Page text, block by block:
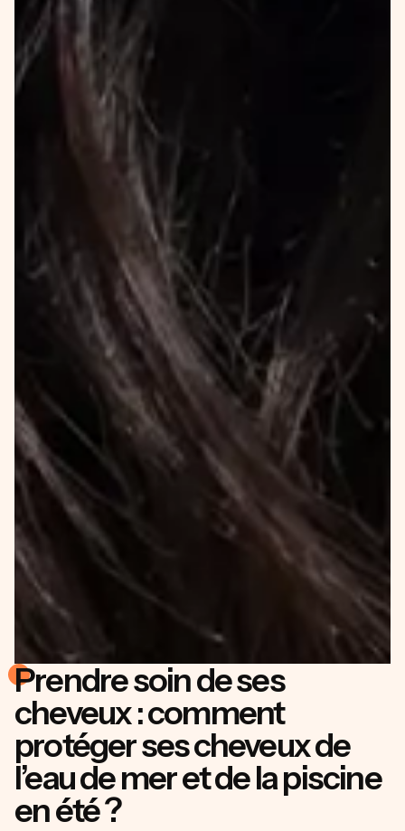
Prendre soin de ses
cheveux : comment
protéger ses cheveux de
l’eau de mer et de la piscine
en été ?